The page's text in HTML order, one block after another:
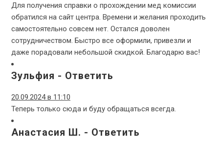
Для получения справки о прохождении мед комиссии
обратился на сайт центра. Времени и желания проходить
самостоятельно совсем нет. Остался доволен
сотрудничеством. Быстро все оформили, привезли и
даже порадовали небольшой скидкой. Благодарю вас!
Зульфия - Ответить
20.09.2024 в 11:10
Теперь только сюда и буду обращаться всегда.
Анастасия Ш. - Ответить